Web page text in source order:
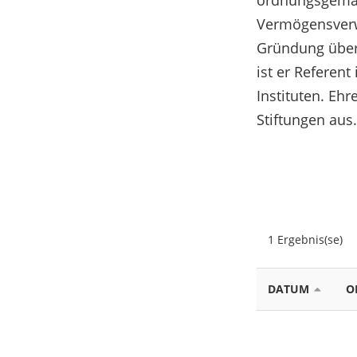
Gründung
ist er
Instituten.
Stiftungen aus.
1 Ergebnis(se)
DATUM